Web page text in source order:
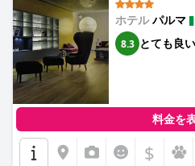
ホテルのEV充電ステーションは、
力を高め、手間のかからない充電
す。充電施設に問題が発生した宿
用性は貴重なアメニティと見なされ
家族は、適切な部屋のサイズ、ベ
ールなどの家族向けアメニティを
います。一部のファミリールーム
が、全体的な体験は肯定的です。
ホストのマリアンナ、フランチェ
タッフは、そのフレンドリーさ、
ビスで広く称賛されています。彼
ていると感じさせ、手厚いおもて
ストエクスペリエンスに大きく貢献
ベッドの品質もまた、多くのゲス
かな夜の睡眠を保証する、もう一
ムのジャグジーとワールプールの
力的なリラックス機能を提供してい
ホテルパルマ
8.3 とても良い
料金を
$